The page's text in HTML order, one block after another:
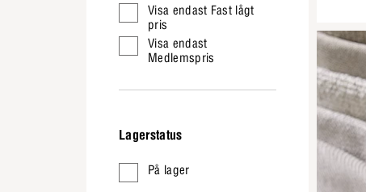
Visa endast Fast lågt
pris
Visa endast
Medlemspris
Lagerstatus
På lager